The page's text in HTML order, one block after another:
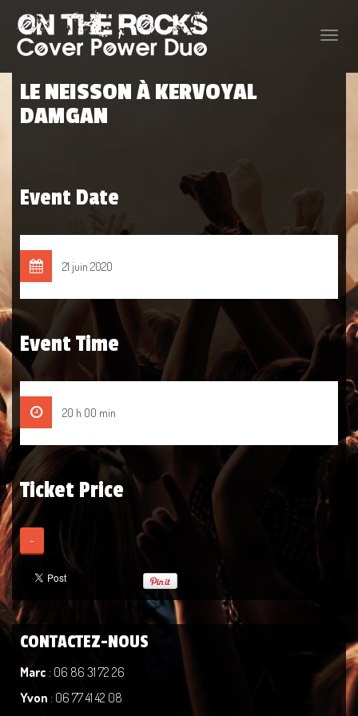
Toggle
LE NEISSON À KERVOYAL
DAMGAN
Event Date
21 juin 2020
Event Time
20 h 00 min
Ticket Price
-
CONTACTEZ-NOUS
Marc : 06 86 31 72 26
Yvon : 06 77 41 42 08